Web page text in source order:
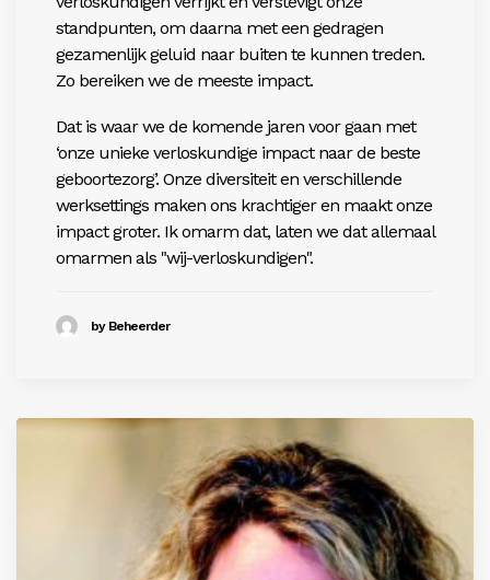
standpunten, om daarna met een gedragen
gezamenlijk geluid naar buiten te kunnen treden.
Zo bereiken we de meeste impact.
Dat is waar we de komende jaren voor gaan met
‘onze unieke verloskundige impact naar de beste
geboortezorg’. Onze diversiteit en verschillende
werksettings maken ons krachtiger en maakt onze
impact groter. Ik omarm dat, laten we dat allemaal
omarmen als "wij-verloskundigen".
by Beheerder